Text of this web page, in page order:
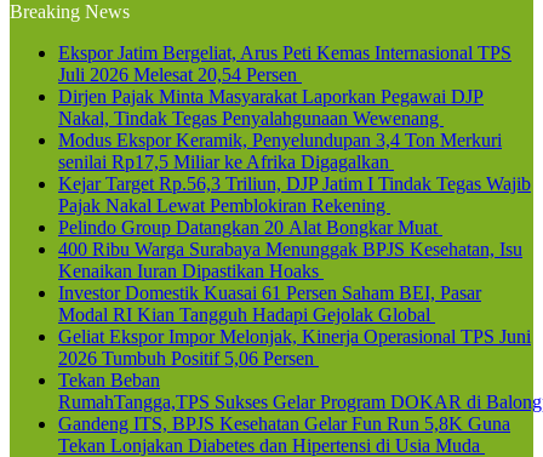
Breaking News
Ekspor Jatim Bergeliat, Arus Peti Kemas Internasional TPS
Juli 2026 Melesat 20,54 Persen
Dirjen Pajak Minta Masyarakat Laporkan Pegawai DJP
Nakal, Tindak Tegas Penyalahgunaan Wewenang
Modus Ekspor Keramik, Penyelundupan 3,4 Ton Merkuri
senilai Rp17,5 Miliar ke Afrika Digagalkan
Kejar Target Rp.56,3 Triliun, DJP Jatim I Tindak Tegas Wajib
Pajak Nakal Lewat Pemblokiran Rekening
Pelindo Group Datangkan 20 Alat Bongkar Muat
400 Ribu Warga Surabaya Menunggak BPJS Kesehatan, Isu
Kenaikan Iuran Dipastikan Hoaks
Investor Domestik Kuasai 61 Persen Saham BEI, Pasar
Modal RI Kian Tangguh Hadapi Gejolak Global
Geliat Ekspor Impor Melonjak, Kinerja Operasional TPS Juni
2026 Tumbuh Positif 5,06 Persen
Tekan Beban
RumahTangga,TPS Sukses Gelar Program DOKAR di
Gandeng ITS, BPJS Kesehatan Gelar Fun Run 5,8K Guna
Tekan Lonjakan Diabetes dan Hipertensi di Usia Muda